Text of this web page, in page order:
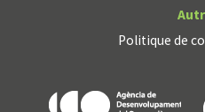
Politique de